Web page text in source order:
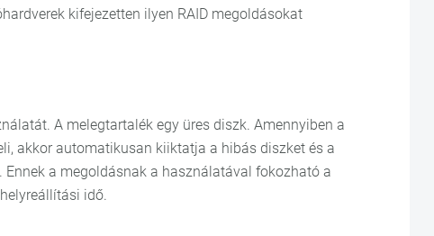
kifejezetten ilyen RAID megoldásokat
A melegtartalék egy üres diszk. Amennyiben a
akkor automatikusan kiiktatja a hibás diszket és a
a megoldásnak a használatával fokozható a
idő.